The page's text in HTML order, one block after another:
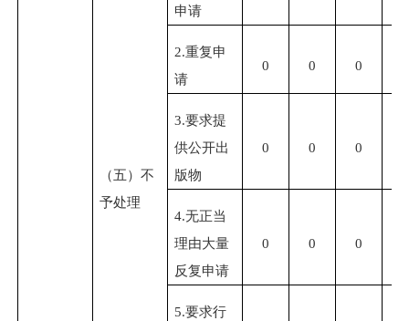
（五）不
予处理
申请
2.重复申
请
0 0 0
3.要求提
供公开出
版物
0 0 0
4.无正当
理由大量
反复申请
0 0 0
5.要求行